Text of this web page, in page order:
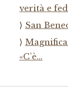
verità e
San
«C’è…